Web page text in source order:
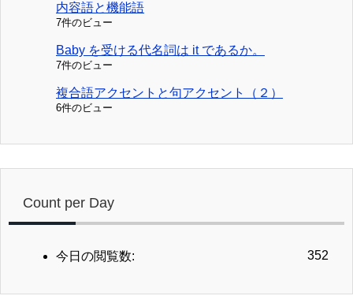
内容語と機能語
7件のビュー
Baby を受ける代名詞は it であるか。
7件のビュー
複合語アクセントと句アクセント（２）
6件のビュー
Count per Day
352
今日の閲覧数: